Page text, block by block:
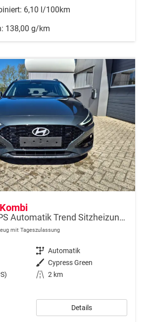
6,10 l/100km
138,00 g/km
1.6 T-GDI 150PS Automatik Trend Sitzheizung Lenkradheizung Klimaautomatik PDC v+h Rückf.Kamera Navi Apple CarPlay + Android Auto 16"LM
mit Tageszulassung
Getriebe Automatik
Außenfarbe Cypress Green
Kilometerstand 2 km
Details